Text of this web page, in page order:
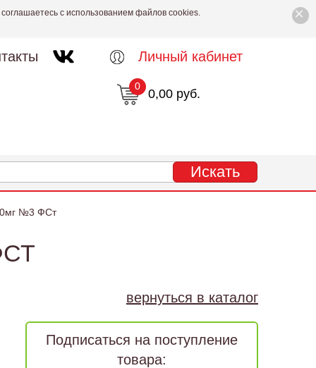
×
с использованием файлов cookies.
Личный кабинет
0,00 руб.
0
№3 ФСт
вернуться в каталог
Подписаться на поступление
товара: